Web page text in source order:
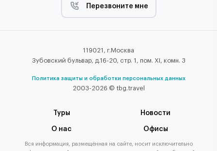
Перезвоните мне
119021, г.Москва
Зубовский бульвар, д.16-20, стр. 1, пом. XI, комн. 3
Политика защиты и обработки персональных данных
2003-2026 © tbg.travel
Туры Новости
О нас Офисы
Вся информация, размещённая на сайте, носит исключительно